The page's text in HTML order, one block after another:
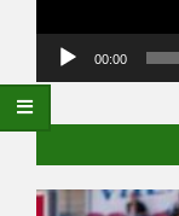
00:00